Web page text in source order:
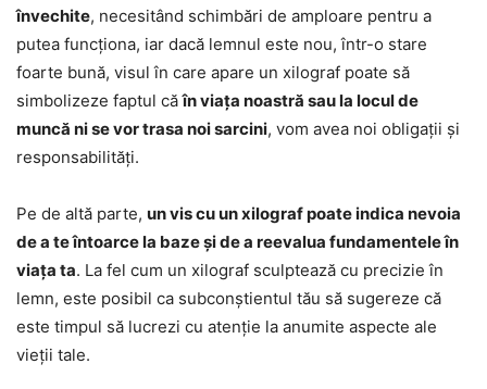
învechite, necesitând schimbări de amploare pentru a
putea funcționa, iar dacă lemnul este nou, într-o stare
foarte bună, visul în care apare un xilograf poate să
simbolizeze faptul căîn viața noastră sau la locul de
muncă ni se vor trasa noi sarcini, vom avea noi obligații și
responsabilități.
Pe de altă parte, un vis cu un xilograf poate indica nevoia
de a te întoarce la baze și de a reevalua fundamentele în
viața ta. La fel cum un xilograf sculptează cu precizie în
lemn, este posibil ca subconștientul tău să sugereze că
este timpul să lucrezi cu atenție la anumite aspecte ale
vieții tale.